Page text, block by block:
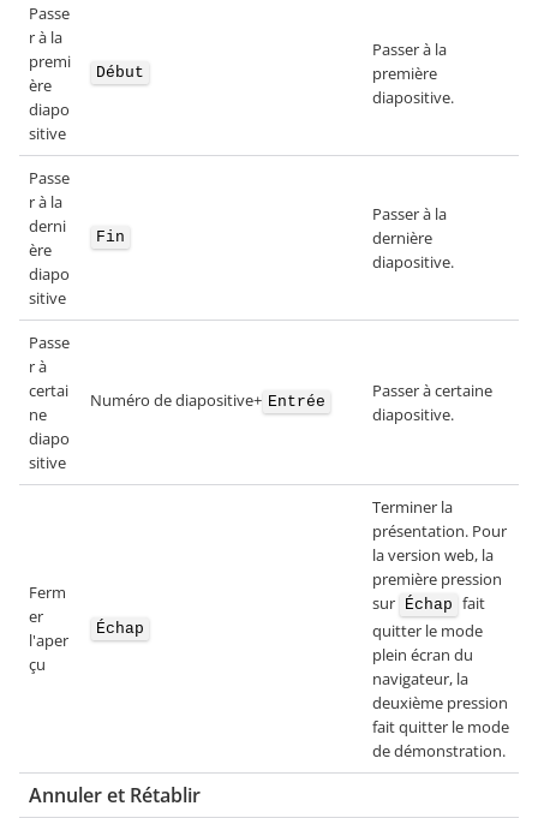
Passe
r à la
premi
ère
diapo
sitive
Début
Passer à la
première
diapositive.
Passe
r à la
derni
ère
diapo
sitive
Fin
Passer à la
dernière
diapositive.
Passe
r à
certai
ne
diapo
sitive
Numéro de diapositive+ Entrée
Passer à certaine
diapositive.
Ferm
er
l'aper
çu
Échap
Terminer la
présentation. Pour
la version web, la
première pression
sur
Échap fait
quitter le mode
plein écran du
navigateur, la
deuxième pression
fait quitter le mode
de démonstration.
Annuler et Rétablir